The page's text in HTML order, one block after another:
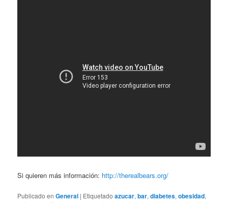
Si quieren más información: http://therealbears.org/
Publicado en General | Etiquetado azucar,bar,diabetes,obesidad,